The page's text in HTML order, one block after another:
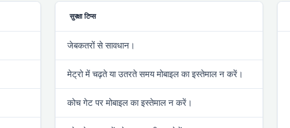
सुरक्षा टिप्स
जेबकतरों से सावधान।
मेट्रो में चढ़ते या उतरते समय मोबाइल का इस्तेमाल न करें।
कोच गेट पर मोबाइल का इस्तेमाल न करें।